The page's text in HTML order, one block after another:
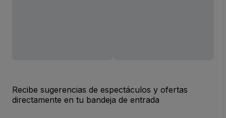
Recibe sugerencias de espectáculos y ofertas
directamente en tu bandeja de entrada